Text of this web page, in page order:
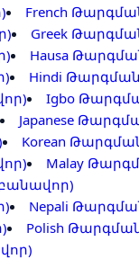
French
Greek
Hausa
Hindi
Igbo
Japanese
Korean
Malay
Nepali
Polish